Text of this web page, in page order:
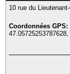
10 rue du
Coordonnées GPS: